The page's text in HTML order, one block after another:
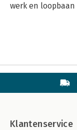
werk en loopbaan
Klantenservice